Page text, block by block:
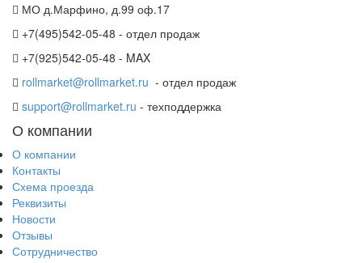
МО д.Марфино, д.99 оф.17
+7(495)542-05-48 - отдел продаж
+7(925)542-05-48 - MAX
rollmarket@rollmarket.ru - отдел продаж
support@rollmarket.ru - техподдержка
О компании
О компании
Контакты
Схема проезда
Реквизиты
Новости
Отзывы
Сотрудничество